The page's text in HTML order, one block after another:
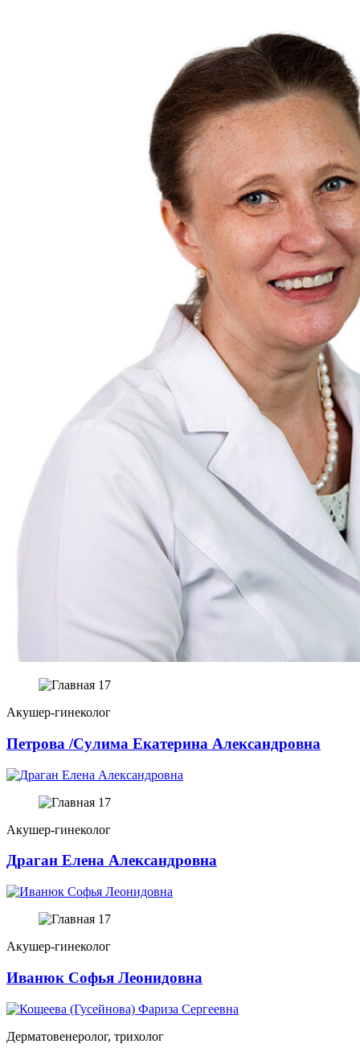
Акушер-гинеколог
Петрова /Сулима Екатерина Александровна
Акушер-гинеколог
Драган Елена Александровна
Акушер-гинеколог
Иванюк Софья Леонидовна
Дерматовенеролог, трихолог